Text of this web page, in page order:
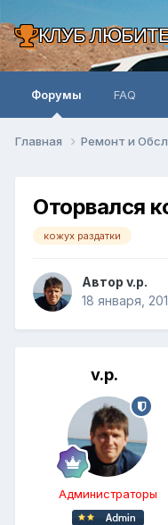
КЛУБ
Форумы FAQ
Главная Ремонт и
Оторвался
кожух раздатки
Автор v.p.
18 января,
v.p.
Администраторы